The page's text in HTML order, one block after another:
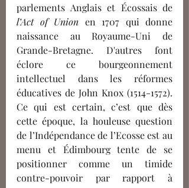
l’Act of Union en 1707 qui donne
naissance au Royaume-Uni de
Grande-Bretagne. D'autres font
éclore ce bourgeonnement
intellectuel dans les réformes
éducatives de John Knox (1514-1572).
Ce qui est certain, c’est que dès
cette époque, la houleuse question
de l’Indépendance de l’Ecosse est au
menu et Édimbourg tente de se
positionner comme un timide
contre-pouvoir par rapport à